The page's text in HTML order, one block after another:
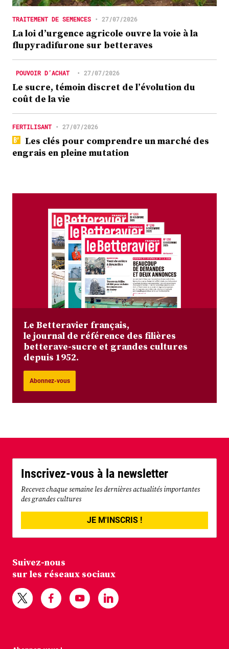
TRAITEMENT DE SEMENCES • 27/07/2026
La loi d’urgence agricole ouvre la voie à la
flupyradifurone sur betteraves
POUVOIR D’ACHAT • 27/07/2026
Le sucre, témoin discret de l’évolution du
coût de la vie
FERTILISANT • 27/07/2026
Les clés pour comprendre un marché des
engrais en pleine mutation
Le Betteravier français,
le journal de référence des filières
betterave-sucre et grandes cultures
depuis 1952.
Abonnez-vous
Inscrivez-vous à la newsletter
Recevez chaque semaine les dernières actualités importantes
des grandes cultures
JE M'INSCRIS !
Suivez-nous
sur les réseaux sociaux